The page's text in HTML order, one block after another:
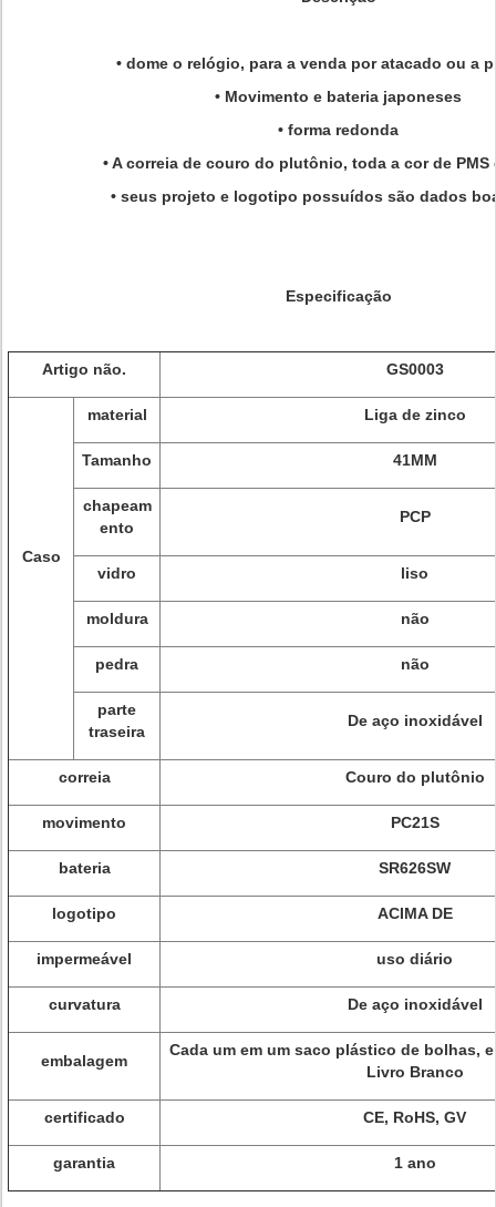
• dome o relógio, para a venda por atacado ou a
• Movimento e bateria japoneses
• forma redonda
• A correia de couro do plutônio, toda a cor de PMS
• seus projeto e logotipo possuídos são dados
Especificação
Artigo não. GS0003
Caso
material Liga de zinco
Tamanho 41MM
chapeam
ento
PCP
vidro liso
moldura não
pedra não
parte
traseira
De aço inoxidável
correia Couro do plutônio
movimento PC21S
bateria SR626SW
logotipo ACIMA DE
impermeável uso diário
curvatura De aço inoxidável
embalagem
Cada um em um saco plástico de bolhas,
Livro Branco
certificado CE, RoHS, GV
garantia 1 ano